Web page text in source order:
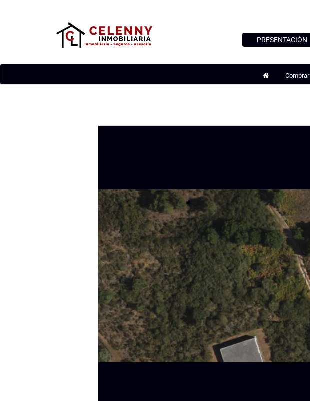
PRESENTACIÓN
Comprar